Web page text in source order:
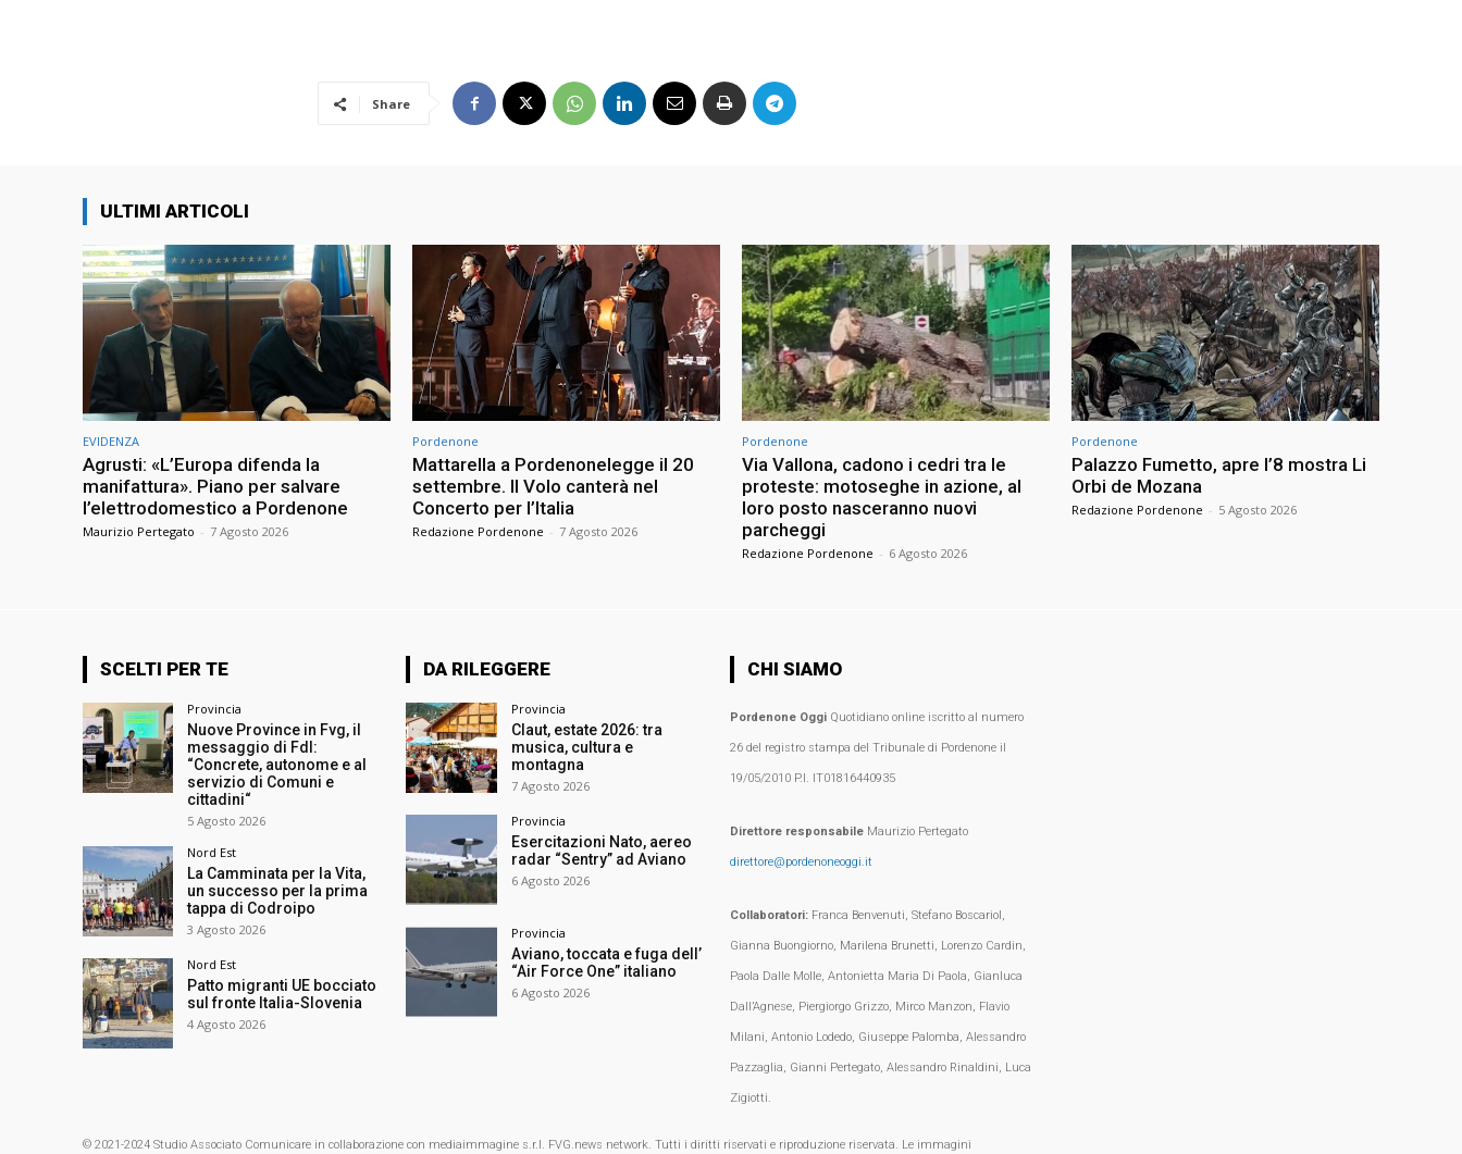
Share
ULTIMI ARTICOLI
EVIDENZA
Agrusti: «L’Europa difenda la
manifattura». Piano per salvare
l’elettrodomestico a Pordenone
Maurizio Pertegato - 7 Agosto 2026
Pordenone
Mattarella a Pordenonelegge il 20
settembre. Il Volo canterà nel
Concerto per l’Italia
Redazione Pordenone - 7 Agosto 2026
Pordenone
Via Vallona, cadono i cedri tra le
proteste: motoseghe in azione, al
loro posto nasceranno nuovi
parcheggi
Redazione Pordenone - 6 Agosto 2026
Pordenone
Palazzo Fumetto, apre l’8 mostra Li
Orbi de Mozana
Redazione Pordenone - 5 Agosto 2026
SCELTI PER TE
Provincia
Nuove Province in Fvg, il
messaggio di FdI:
“Concrete, autonome e al
servizio di Comuni e
cittadini“
5 Agosto 2026
Nord Est
La Camminata per la Vita,
un successo per la prima
tappa di Codroipo
3 Agosto 2026
Nord Est
Patto migranti UE bocciato
sul fronte Italia-Slovenia
4 Agosto 2026
DA RILEGGERE
Provincia
Claut, estate 2026: tra
musica, cultura e
montagna
7 Agosto 2026
Provincia
Esercitazioni Nato, aereo
radar “Sentry” ad Aviano
6 Agosto 2026
Provincia
Aviano, toccata e fuga dell’
“Air Force One” italiano
6 Agosto 2026
CHI SIAMO
Pordenone OggiQuotidiano online iscritto al numero
26 del registro stampa del Tribunale di Pordenone il
19/05/2010 P.I. IT01816440935
Direttore responsabileMaurizio Pertegato
direttore@pordenoneoggi.it
Collaboratori:Franca Benvenuti, Stefano Boscariol,
Gianna Buongiorno, Marilena Brunetti, Lorenzo Cardin,
Paola Dalle Molle, Antonietta Maria Di Paola, Gianluca
Dall’Agnese, Piergiorgo Grizzo, Mirco Manzon, Flavio
Milani, Antonio Lodedo, Giuseppe Palomba, Alessandro
Pazzaglia, Gianni Pertegato, Alessandro Rinaldini, Luca
Zigiotti.
© 2021-2024 Studio Associato Comunicare in collaborazione con mediaimmagine s.r.l. FVG.news network. Tutti i diritti riservati e riproduzione riservata. Le immagini